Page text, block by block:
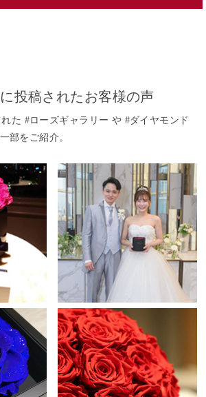
お届け
重ねて。
ラが、まるで幸運を抱きしめるように輝
べてがうまくいくという願いを込めて。
れる保湿剤や染料を吸収させることで、色
、長期間そのままに愉しめるよう仕立てた
ーブドフラワーです。
ーブドローズ「アモローサ®」の中から、ロ
厳選した、生命力と美しさを湛える特別な
称号──それが「タイムレスローズ」です。
て咲き続ける、普遍的な美しさ」という意
か？
本物のバラを使用しています。特殊な保存加
フラワーとして仕立てることで、水を必要
とみずみずしさを長く保ちます。
ですか？
、人生の特別な日にこそ選ばれる花です。結
ポーズなど、大切な節目に寄り添い、記憶
に投稿されたお客様の声
た #ローズギャラリー や #ダイヤモンド
部をご紹介。